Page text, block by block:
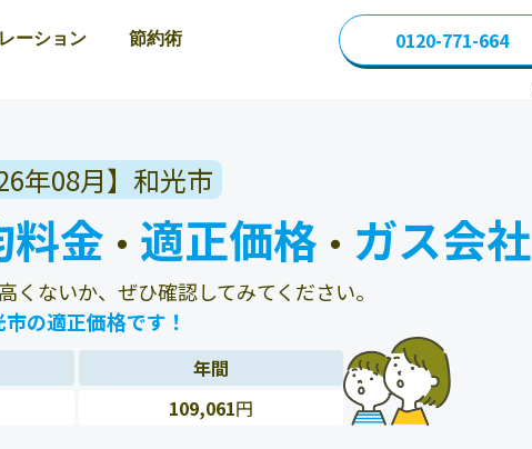
ーション 節約術 0120-771-664
年08月】和光市
料金 ・ 適正価格 ・ ガス会社
くないか、ぜひ確認してみてください。
の適正価格です！
年間
109,061円